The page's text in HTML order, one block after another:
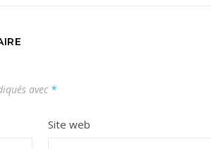
avec *
Site web